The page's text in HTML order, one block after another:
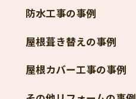
防水工事の事例
屋根葺き替えの事例
屋根カバー工事の事例